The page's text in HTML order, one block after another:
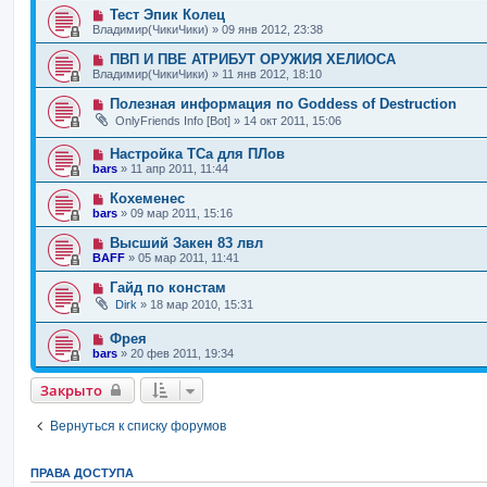
Тест Эпик Колец
Владимир(ЧикиЧики) » 09 янв 2012, 23:38
ПВП И ПВЕ АТРИБУТ ОРУЖИЯ ХЕЛИОСА
Владимир(ЧикиЧики) » 11 янв 2012, 18:10
Полезная информация по Goddess of Destruction
OnlyFriends Info [Bot] » 14 окт 2011, 15:06
Настройка ТСа для ПЛов
bars » 11 апр 2011, 11:44
Кохеменес
bars » 09 мар 2011, 15:16
Высший Закен 83 лвл
BAFF » 05 мар 2011, 11:41
Гайд по констам
Dirk » 18 мар 2010, 15:31
Фрея
bars » 20 фев 2011, 19:34
Закрыто
Вернуться к списку форумов
ПРАВА ДОСТУПА